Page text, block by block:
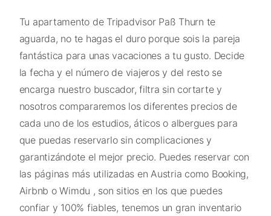
Tu apartamento de Tripadvisor Paß Thurn te
aguarda, no te hagas el duro porque sois la pareja
fantástica para unas vacaciones a tu gusto. Decide
la fecha y el número de viajeros y del resto se
encarga nuestro buscador, filtra sin cortarte y
nosotros compararemos los diferentes precios de
cada uno de los estudios, áticos o albergues para
que puedas reservarlo sin complicaciones y
garantizándote el mejor precio. Puedes reservar con
las páginas más utilizadas en Austria como Booking,
Airbnb o Wimdu , son sitios en los que puedes
confiar y 100% fiables, tenemos un gran inventario